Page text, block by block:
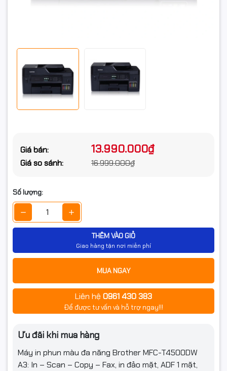
Giá bán: 13.990.000₫
Giá so sánh: 16.999.000₫
Số lượng:
THÊM VÀO GIỎ
Giao hàng tận nơi miễn phí
MUA NGAY
Liên hệ 0961 430 383
Để được tư vấn và hỗ trợ ngay!!!
Ưu đãi khi mua hàng
Máy in phun màu đa năng Brother MFC-T4500DW
A3: In – Scan – Copy – Fax, in đảo mặt, ADF 1 mặt,